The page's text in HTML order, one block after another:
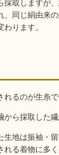
、同じ絹由来
ります。
るのが生糸で
ら採取した繊
生地は振袖・
る着物に多く